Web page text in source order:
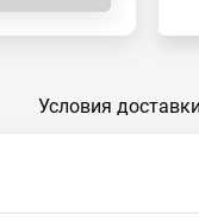
Условия доставки